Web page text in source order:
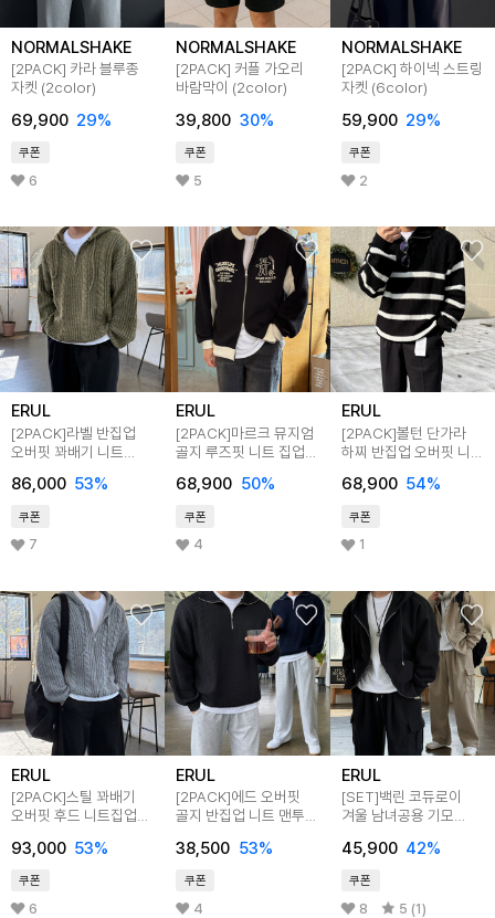
NORMALSHAKE
[2PACK] 카라 블루종
자켓 (2color)
69,900 29%
쿠폰
6
NORMALSHAKE
[2PACK] 커플 가오리
바람막이 (2color)
39,800 30%
쿠폰
5
NORMALSHAKE
[2PACK] 하이넥 스트링
자켓 (6color)
59,900 29%
쿠폰
2
ERUL
[2PACK]라벨 반집업
오버핏 꽈배기 니트
86,000 53%
쿠폰
7
ERUL
[2PACK]마르크 뮤지엄
골지 루즈핏 니트 집업
68,900 50%
쿠폰
4
ERUL
[2PACK]볼턴 단가라
하찌 반집업 오버핏 니트
68,900 54%
쿠폰
1
ERUL
[2PACK]스틸 꽈배기
오버핏 후드 니트집업
93,000 53%
쿠폰
6
ERUL
[2PACK]에드 오버핏
골지 반집업 니트 맨투맨
38,500 53%
쿠폰
4
ERUL
[SET]백린 코듀로이
겨울 남녀공용 기모
5colors
45,900 42%
쿠폰
8 5 (1)